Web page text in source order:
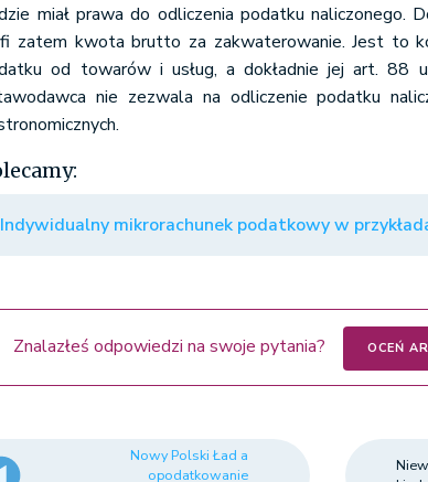
miał prawa do odliczenia podatku naliczonego.
zatem kwota brutto za zakwaterowanie. Jest to
od towarów i usług, a dokładnie jej art.
nie zezwala na odliczenie podatku
Indywidualny mikrorachunek podatkowy w
Znalazłeś odpowiedzi na swoje pytania? OCEŃ
Nowy Polski Ład a
opodatkowanie